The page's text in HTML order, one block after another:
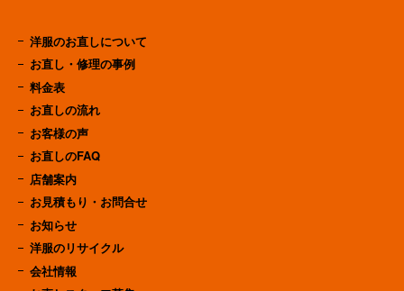
洋服のお直しについて
お直し・修理の事例
料金表
お直しの流れ
お客様の声
お直しのFAQ
店舗案内
お見積もり・お問合せ
お知らせ
洋服のリサイクル
会社情報